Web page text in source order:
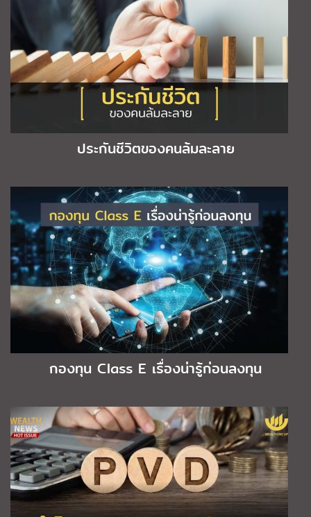
ประกันชีวิตของคนล้มละลาย
กองทุน Class E เรื่องน่ารู้ก่อนลงทุน